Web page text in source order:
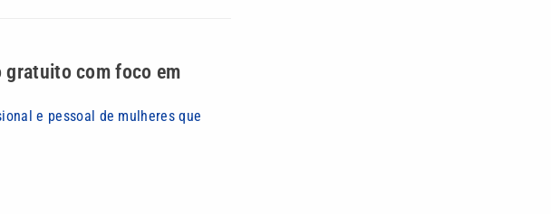
gratuito com foco em
e pessoal de mulheres que